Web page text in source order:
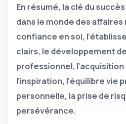
En résumé, la clé du
dans le monde des affaires
confiance en soi,
clairs, le développement
professionnel, l’acquisition
l’inspiration, l’équilibre
personnelle, la prise de
persévérance.